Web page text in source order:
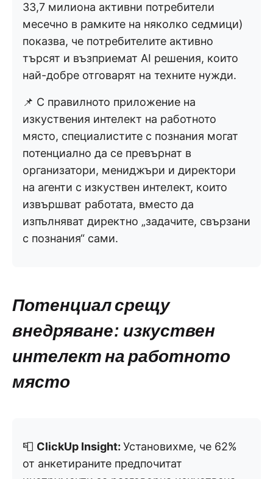
33,7 милиона активни потребители
месечно в рамките на няколко седмици)
показва, че потребителите активно
търсят и възприемат AI решения, които
най-добре отговарят на техните нужди.
📌 С правилното приложение на
изкуствения интелект на работното
място, специалистите с познания могат
потенциално да се превърнат в
организатори, мениджъри и директори
на агенти с изкуствен интелект, които
извършват работата, вместо да
изпълняват директно „задачите, свързани
с познания“ сами.
Потенциал срещу
внедряване: изкуствен
интелект на работното
място
📮 ClickUp Insight: Установихме, че 62%
от анкетираните предпочитат